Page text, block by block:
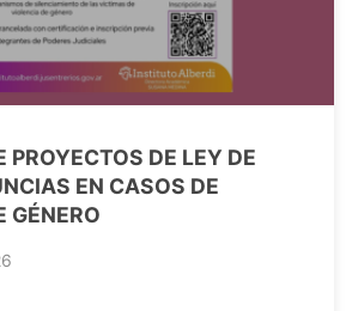
PROYECTOS DE LEY DE
EN CASOS DE
GÉNERO